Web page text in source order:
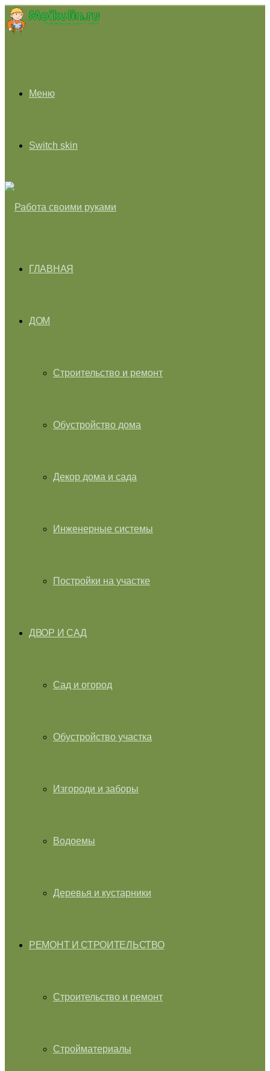
Меню
Switch skin
ГЛАВНАЯ
ДОМ
Строительство и ремонт
Обустройство дома
Декор дома и сада
Инженерные системы
Постройки на участке
ДВОР И САД
Сад и огород
Обустройство участка
Изгороди и заборы
Водоемы
Деревья и кустарники
РЕМОНТ И СТРОИТЕЛЬСТВО
Строительство и ремонт
Стройматериалы